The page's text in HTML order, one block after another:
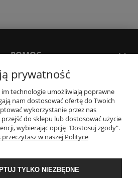
POMOC
I DOSTAWA
prywatność
technologie umożliwiają poprawne
nam dostosować ofertę do Twoich
wykorzystanie przez nas
do sklepu lub dostosować użycie
wybierając opcję "Dostosuj zgody".
w naszej Polityce
TYLKO NIEZBĘDNE